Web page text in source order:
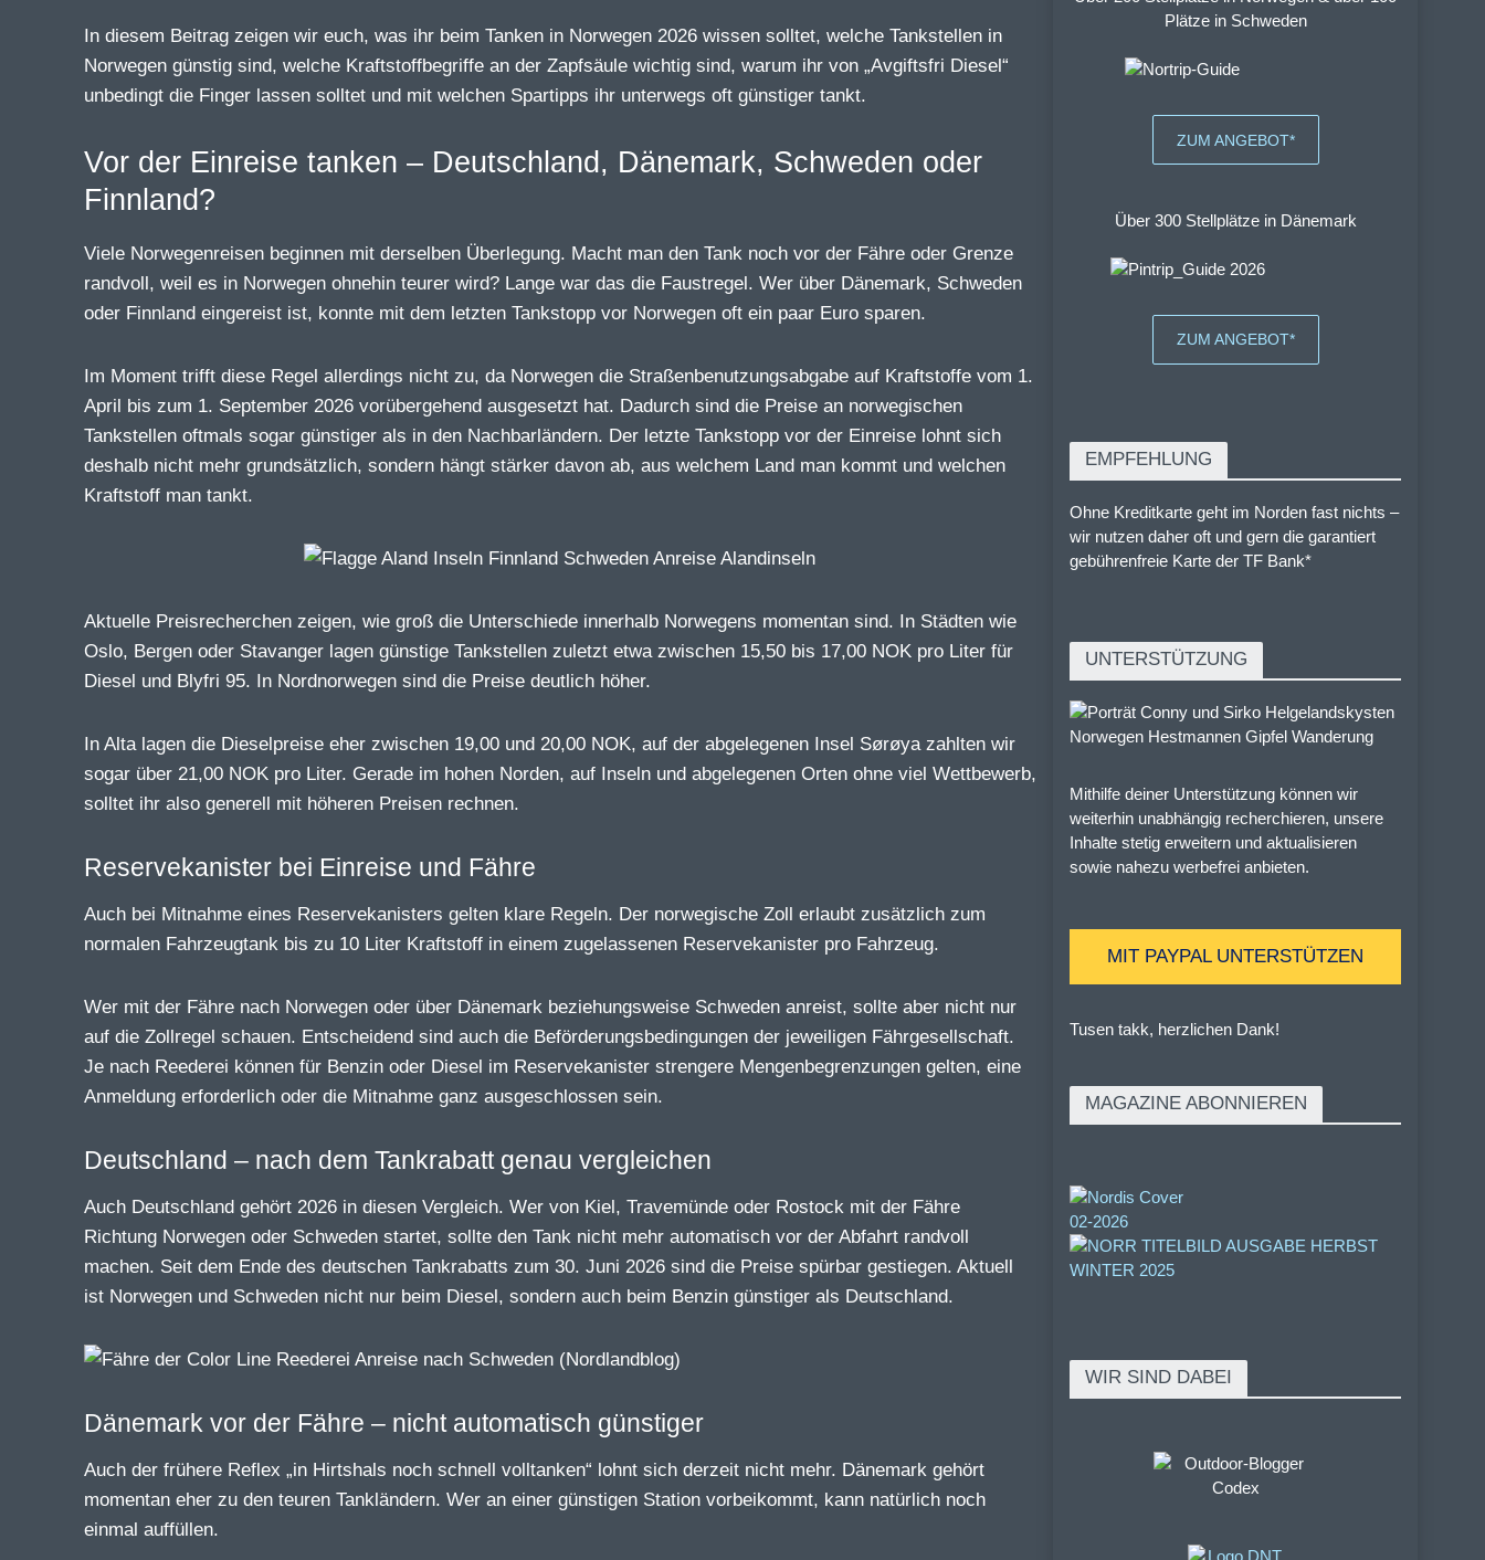
In diesem Beitrag zeigen wir euch, was ihr beim Tanken in Norwegen 2026 wissen solltet, welche Tankstellen in
Norwegen günstig sind, welche Kraftstoffbegriffe an der Zapfsäule wichtig sind, warum ihr von „Avgiftsfri Diesel“
unbedingt die Finger lassen solltet und mit welchen Spartipps ihr unterwegs oft günstiger tankt.
Vor der Einreise tanken – Deutschland, Dänemark, Schweden oder
Finnland?
Viele Norwegenreisen beginnen mit derselben Überlegung. Macht man den Tank noch vor der Fähre oder Grenze
randvoll, weil es in Norwegen ohnehin teurer wird? Lange war das die Faustregel. Wer über Dänemark, Schweden
oder Finnland eingereist ist, konnte mit dem letzten Tankstopp vor Norwegen oft ein paar Euro sparen.
Im Moment trifft diese Regel allerdings nicht zu, da Norwegen die Straßenbenutzungsabgabe auf Kraftstoffe vom 1.
April bis zum 1. September 2026 vorübergehend ausgesetzt hat. Dadurch sind die Preise an norwegischen
Tankstellen oftmals sogar günstiger als in den Nachbarländern. Der letzte Tankstopp vor der Einreise lohnt sich
deshalb nicht mehr grundsätzlich, sondern hängt stärker davon ab, aus welchem Land man kommt und welchen
Kraftstoff man tankt.
Aktuelle Preisrecherchen zeigen, wie groß die Unterschiede innerhalb Norwegens momentan sind. In Städten wie
Oslo, Bergen oder Stavanger lagen günstige Tankstellen zuletzt etwa zwischen 15,50 bis 17,00 NOK pro Liter für
Diesel und Blyfri 95. In Nordnorwegen sind die Preise deutlich höher.
In Alta lagen die Dieselpreise eher zwischen 19,00 und 20,00 NOK, auf der abgelegenen Insel Sørøya zahlten wir
sogar über 21,00 NOK pro Liter. Gerade im hohen Norden, auf Inseln und abgelegenen Orten ohne viel Wettbewerb,
solltet ihr also generell mit höheren Preisen rechnen.
Reservekanister bei Einreise und Fähre
Auch bei Mitnahme eines Reservekanisters gelten klare Regeln. Der norwegische Zoll erlaubt zusätzlich zum
normalen Fahrzeugtank bis zu 10 Liter Kraftstoff in einem zugelassenen Reservekanister pro Fahrzeug.
Wer mit der Fähre nach Norwegen oder über Dänemark beziehungsweise Schweden anreist, sollte aber nicht nur
auf die Zollregel schauen. Entscheidend sind auch die Beförderungsbedingungen der jeweiligen Fährgesellschaft.
Je nach Reederei können für Benzin oder Diesel im Reservekanister strengere Mengenbegrenzungen gelten, eine
Anmeldung erforderlich oder die Mitnahme ganz ausgeschlossen sein.
Deutschland – nach dem Tankrabatt genau vergleichen
Auch Deutschland gehört 2026 in diesen Vergleich. Wer von Kiel, Travemünde oder Rostock mit der Fähre
Richtung Norwegen oder Schweden startet, sollte den Tank nicht mehr automatisch vor der Abfahrt randvoll
machen. Seit dem Ende des deutschen Tankrabatts zum 30. Juni 2026 sind die Preise spürbar gestiegen. Aktuell
ist Norwegen und Schweden nicht nur beim Diesel, sondern auch beim Benzin günstiger als Deutschland.
Dänemark vor der Fähre – nicht automatisch günstiger
Auch der frühere Reflex „in Hirtshals noch schnell volltanken“ lohnt sich derzeit nicht mehr. Dänemark gehört
momentan eher zu den teuren Tankländern. Wer an einer günstigen Station vorbeikommt, kann natürlich noch
einmal auffüllen.
Plätze in Schweden
ZUM ANGEBOT*
Über 300 Stellplätze in Dänemark
ZUM ANGEBOT*
EMPFEHLUNG
Ohne Kreditkarte geht im Norden fast nichts –
wir nutzen daher oft und gern die garantiert
gebührenfreie Karte der TF Bank*
UNTERSTÜTZUNG
Mithilfe deiner Unterstützung können wir
weiterhin unabhängig recherchieren, unsere
Inhalte stetig erweitern und aktualisieren
sowie nahezu werbefrei anbieten.
MIT PAYPAL UNTERSTÜTZEN
Tusen takk, herzlichen Dank!
MAGAZINE ABONNIEREN
WIR SIND DABEI